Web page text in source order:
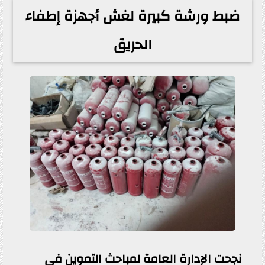
ضبط ورشة كبيرة لغش أجهزة إطفاء
الحريق
نجحت الإدارة العامة لمباحث التموين فى